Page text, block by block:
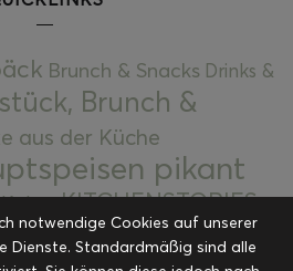
Brunch & Snacks Drinks &
Brunch &
aus der Küche
pikant
KekseKITCHENSTORIES
& Desserts Kuchen und
notwendige Cookies auf unserer
Dienste. Standardmäßig sind alle